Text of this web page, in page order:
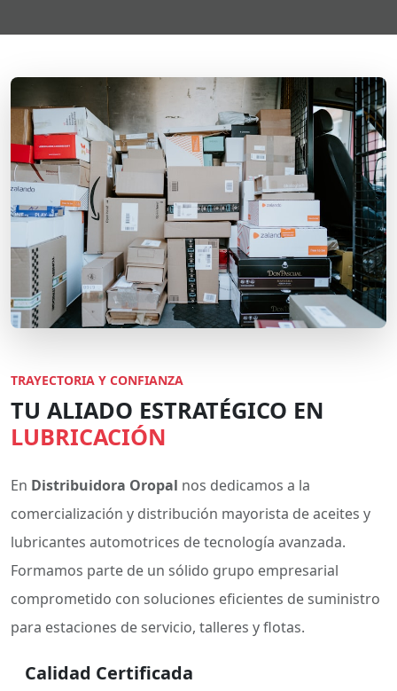
TRAYECTORIA Y CONFIANZA
TU ALIADO ESTRATÉGICO EN
LUBRICACIÓN
En Distribuidora Oropal nos dedicamos a la
comercialización y distribución mayorista de aceites y
lubricantes automotrices de tecnología avanzada.
Formamos parte de un sólido grupo empresarial
comprometido con soluciones eficientes de suministro
para estaciones de servicio, talleres y flotas.
Calidad Certificada